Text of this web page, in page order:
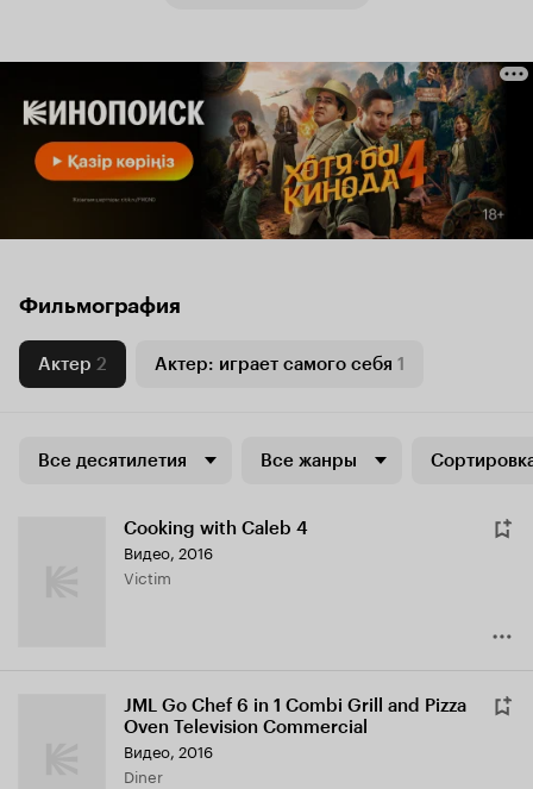
Фильмография
Актер 2 Актер: играет самого себя 1
Все десятилетия Все жанры
Cooking with Caleb 4
Видео, 2016
Victim
JML Go Chef 6 in 1 Combi Grill and Pizza
Oven Television Commercial
Видео, 2016
Diner